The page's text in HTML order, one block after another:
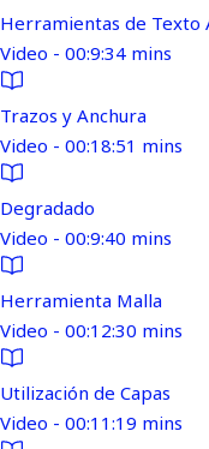
Herramientas de Texto
Video - 00:9:34 mins
Trazos y Anchura
Video - 00:18:51 mins
Degradado
Video - 00:9:40 mins
Herramienta Malla
Video - 00:12:30 mins
Utilización de Capas
Video - 00:11:19 mins